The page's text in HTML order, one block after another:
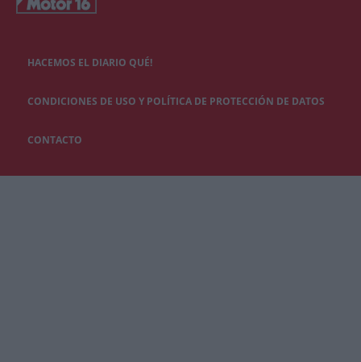
HACEMOS EL DIARIO QUÉ!
CONDICIONES DE USO Y POLÍTICA DE PROTECCIÓN DE DATOS
CONTACTO